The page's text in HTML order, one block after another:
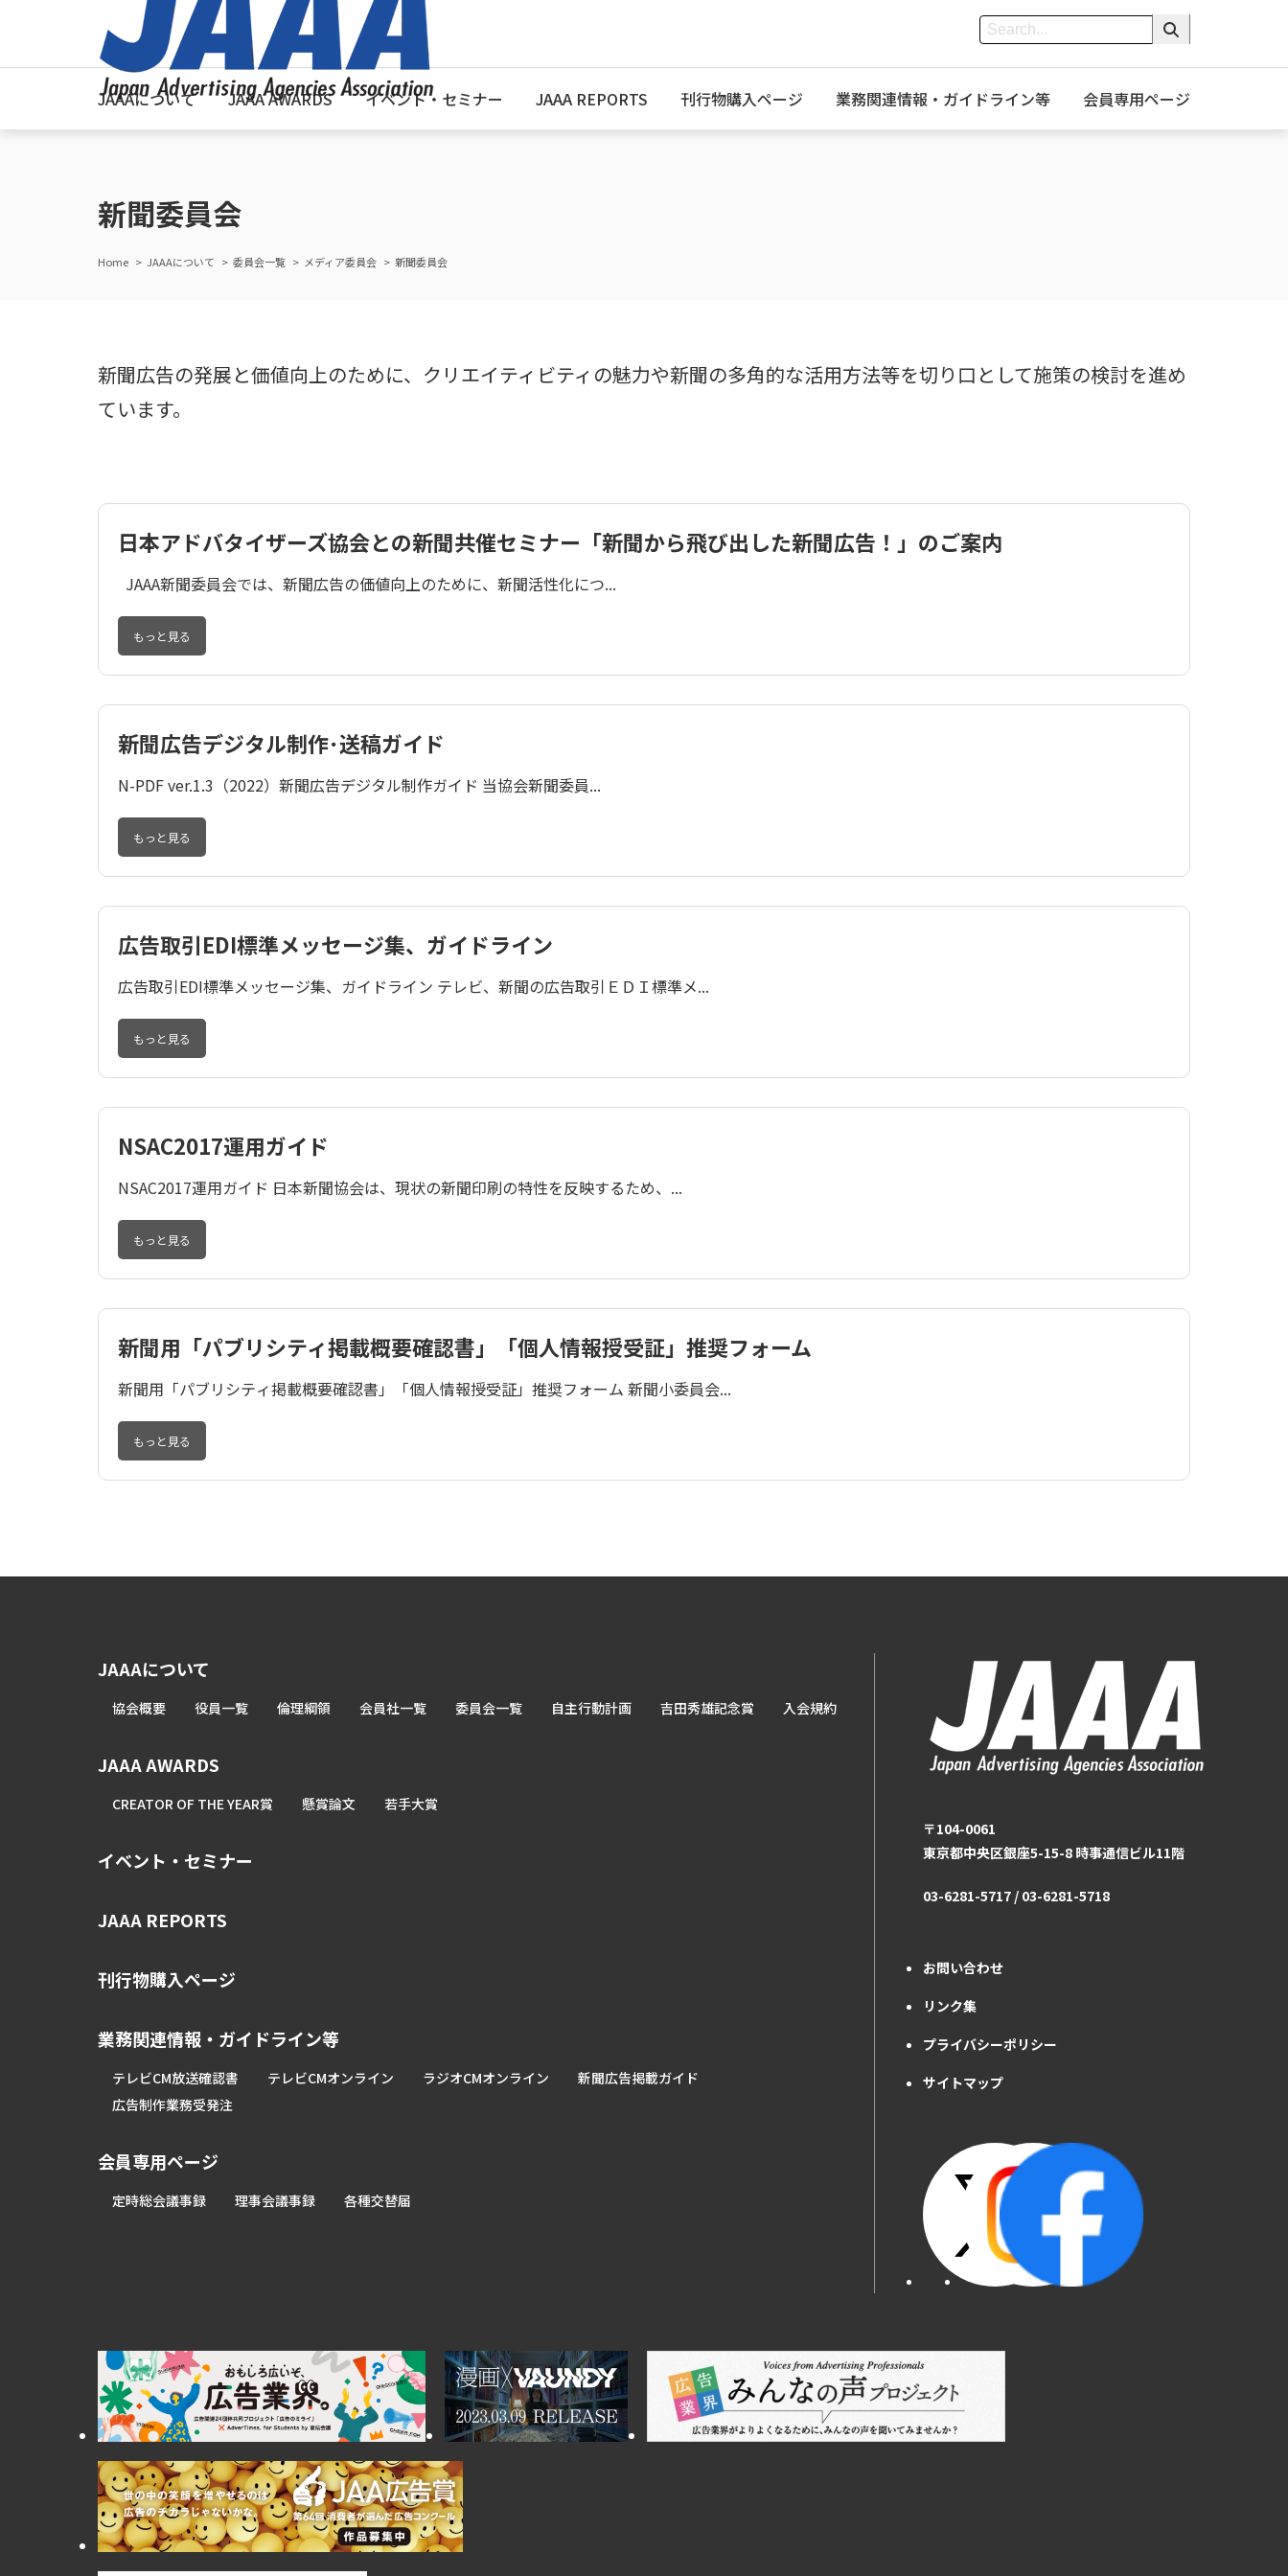
JAAAについて JAAA AWARDS イベント・セミナー JAAA REPORTS 刊行物購入ページ 業務関連情報・ガイドライン等 会員専用ページ
新聞委員会
Home JAAAについて 委員会一覧 メディア委員会 新聞委員会
新聞広告の発展と価値向上のために、クリエイティビティの魅力や新聞の多角的な活用方法等を切り口として施策の検討を進め
ています。
日本アドバタイザーズ協会との新聞共催セミナー「新聞から飛び出した新聞広告！」のご案内
JAAA新聞委員会では、新聞広告の価値向上のために、新聞活性化につ...
もっと見る
新聞広告デジタル制作･送稿ガイド
N-PDF ver.1.3（2022）新聞広告デジタル制作ガイド 当協会新聞委員...
もっと見る
広告取引EDI標準メッセージ集、ガイドライン
広告取引EDI標準メッセージ集、ガイドライン テレビ、新聞の広告取引ＥＤＩ標準メ...
もっと見る
NSAC2017運用ガイド
NSAC2017運用ガイド 日本新聞協会は、現状の新聞印刷の特性を反映するため、...
もっと見る
新聞用「パブリシティ掲載概要確認書」「個人情報授受証」推奨フォーム
新聞用「パブリシティ掲載概要確認書」「個人情報授受証」推奨フォーム 新聞小委員会...
もっと見る
JAAAについて
協会概要 役員一覧 倫理綱領 会員社一覧 委員会一覧 自主行動計画 吉田秀雄記念賞 入会規約
JAAA AWARDS
CREATOR OF THE YEAR賞 懸賞論文 若手大賞
イベント・セミナー
JAAA REPORTS
刊行物購入ページ
業務関連情報・ガイドライン等
テレビCM放送確認書 テレビCMオンライン ラジオCMオンライン
新聞広告掲載ガイド
広告制作業務受発注
会員専用ページ
定時総会議事録 理事会議事録 各種交替届
〒104-0061
東京都中央区銀座5-15-8 時事通信ビル11階
03-6281-5717 / 03-6281-5718
お問い合わせ
リンク集
プライバシーポリシー
サイトマップ